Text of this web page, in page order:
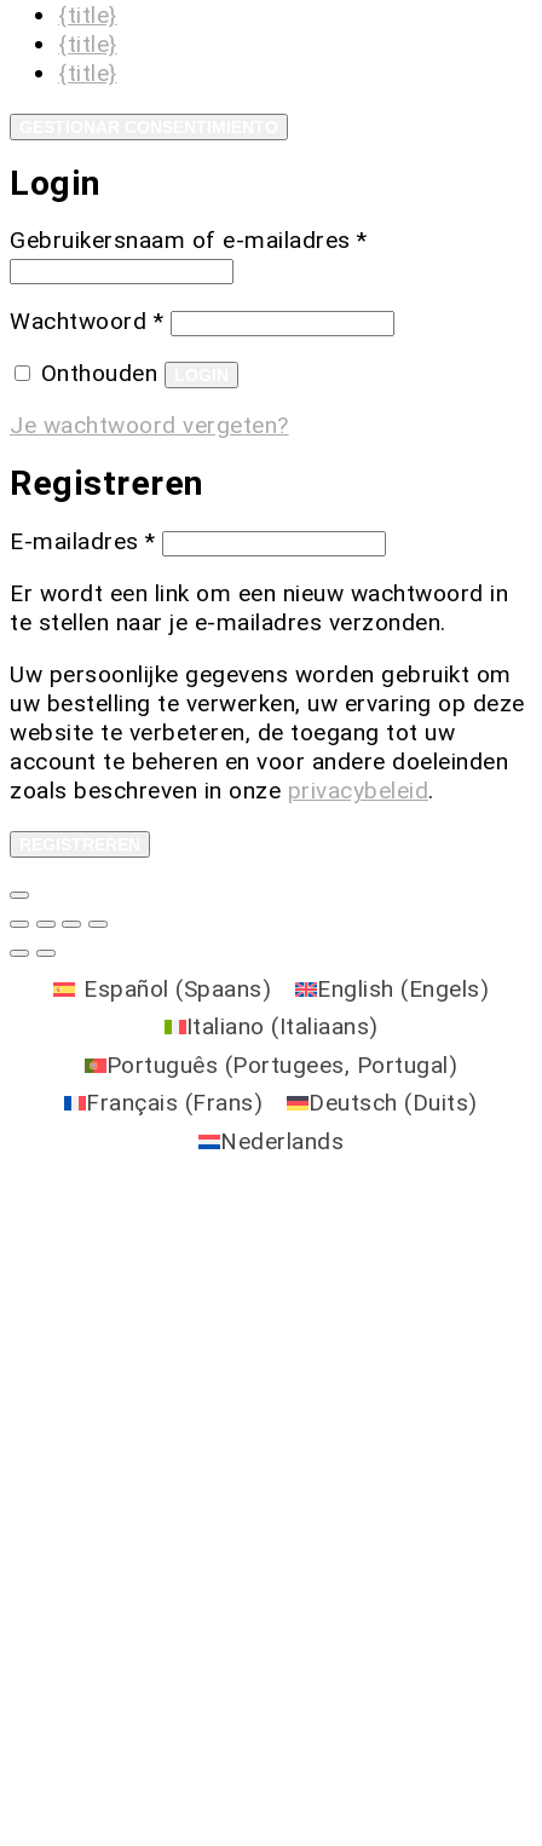
{title}
{title}
{title}
Login
Gebruikersnaam of e-mailadres *
Wachtwoord *
Onthouden
Je wachtwoord vergeten?
Registreren
E-mailadres *
Er wordt een link om een nieuw wachtwoord in
te stellen naar je e-mailadres verzonden.
Uw persoonlijke gegevens worden gebruikt om
uw bestelling te verwerken, uw ervaring op deze
website te verbeteren, de toegang tot uw
account te beheren en voor andere doeleinden
zoals beschreven in onze privacybeleid.
Español (Spaans) English (Engels)
Italiano (Italiaans)
Português (Portugees, Portugal)
Français (Frans) Deutsch (Duits)
Nederlands